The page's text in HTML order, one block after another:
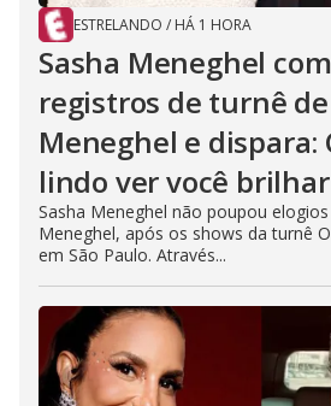
ESTRELANDO / HÁ 1 HORA
Sasha Meneghel
registros de turnê
Meneghel e dispara:
lindo ver você brilhar
Sasha Meneghel não poupou
Meneghel, após os shows da turnê
em São Paulo. Através...